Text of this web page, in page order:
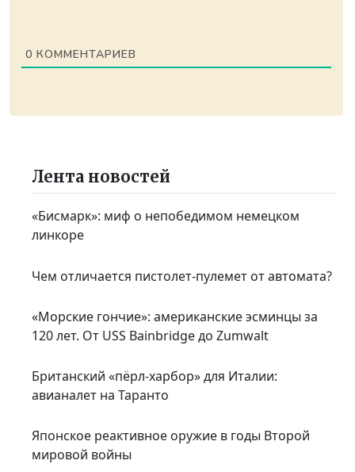
0 КОММЕНТАРИЕВ
Лента новостей
«Бисмарк»: миф о непобедимом немецком
линкоре
Чем отличается пистолет-пулемет от автомата?
«Морские гончие»: американские эсминцы за
120 лет. От USS Bainbridge до Zumwalt
Британский «пёрл-харбор» для Италии:
авианалет на Таранто
Японское реактивное оружие в годы Второй
мировой войны